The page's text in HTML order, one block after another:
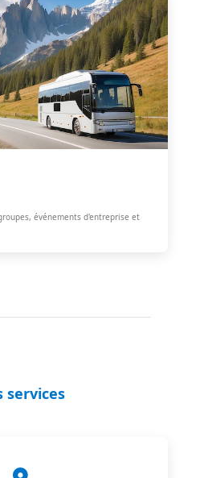
événements d'entreprise et
services